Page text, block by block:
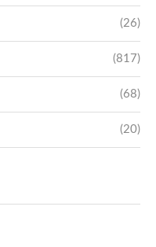
(26)
(817)
(68)
(20)